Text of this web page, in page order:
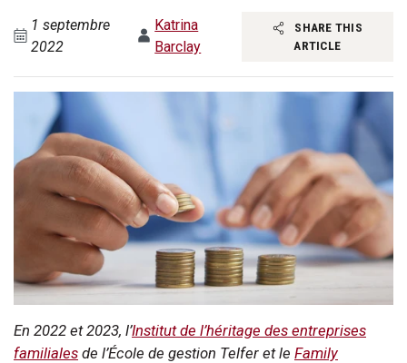
1 septembre
2022
Katrina
Barclay
SHARE THIS
ARTICLE
En 2022 et 2023, l’Institut de l’héritage des entreprises
familiales de l’École de gestion Telfer et le Family